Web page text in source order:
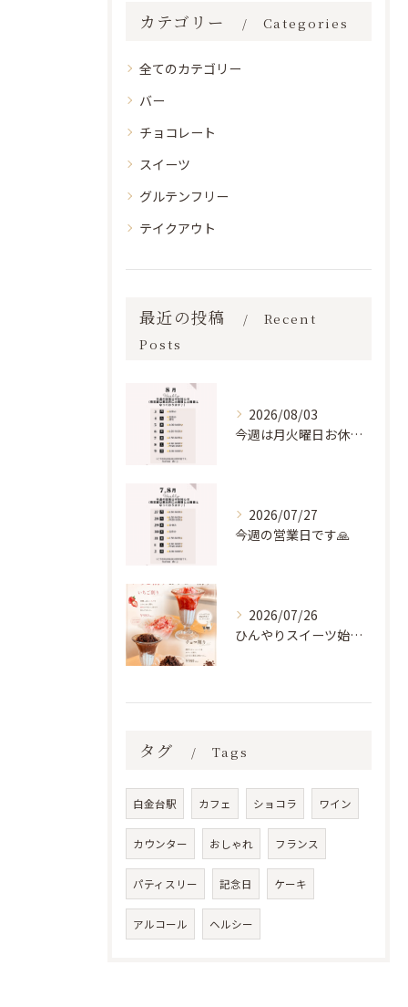
カテゴリー Categories
全てのカテゴリー
バー
チョコレート
スイーツ
グルテンフリー
テイクアウト
最近の投稿
Recent
Posts
2026/08/03
今週は月火曜日お休みいただき、水木曜営業となります🥺🙏
2026/07/27
今週の営業日です🙏
2026/07/26
ひんやりスイーツ始まりました🍨
タグ Tags
白金台駅 カフェ ショコラ ワイン
カウンター おしゃれ フランス
パティスリー 記念日 ケーキ
アルコール ヘルシー